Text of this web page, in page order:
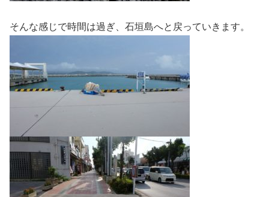
そんな感じで時間は過ぎ、石垣島へと戻っていきます。